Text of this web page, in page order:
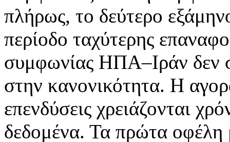
πλήρως, το δεύτερο
περίοδο ταχύτερης
συμφωνίας ΗΠΑ–Ιράν δεν
στην κανονικότητα. Η
επενδύσεις χρειάζονται
δεδομένα. Τα πρώτα οφέλη